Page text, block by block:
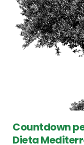
Countdown
Dieta